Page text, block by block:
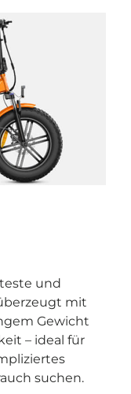
und
mit
Gewicht
– ideal für
suchen.